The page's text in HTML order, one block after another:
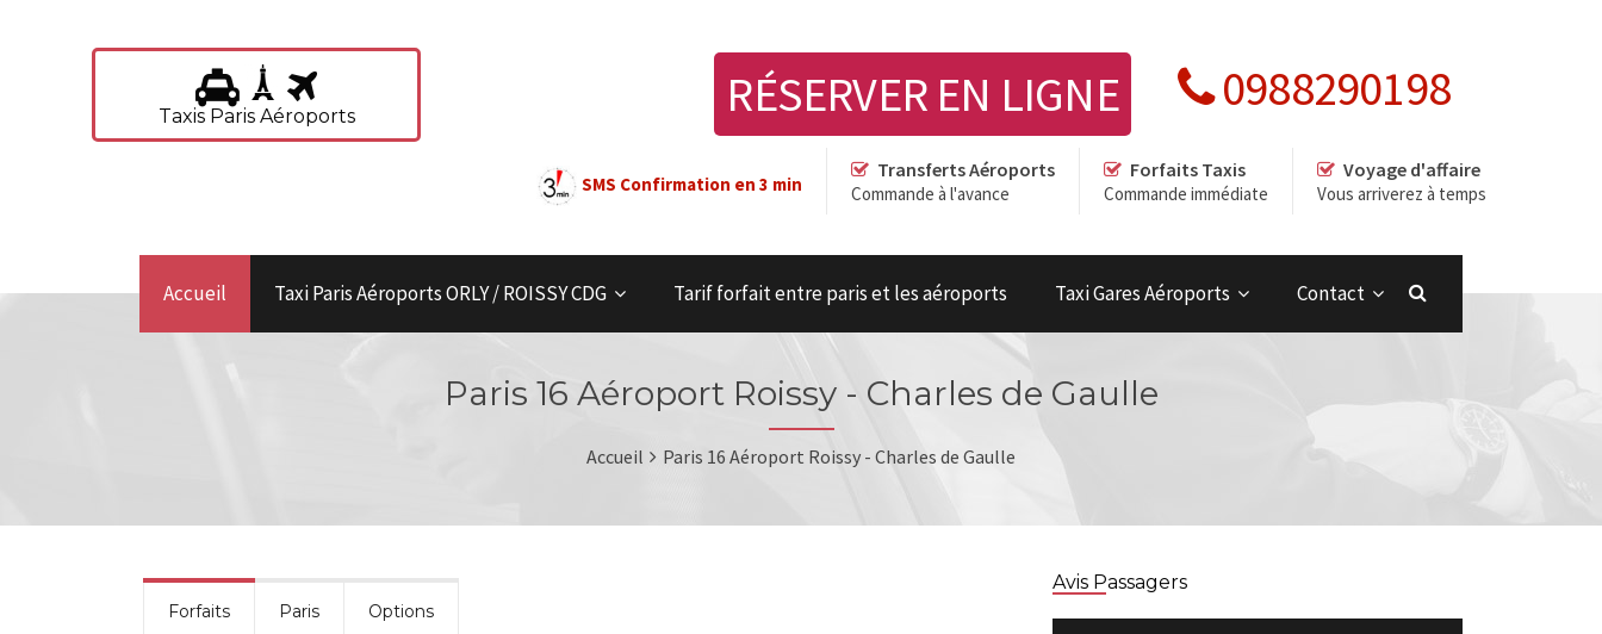
Taxis Paris Aéroports RÉSERVER EN LIGNE 0988290198
SMS Confirmation en 3 min
Transferts Aéroports
Commande à l'avance
Forfaits Taxis
Commande immédiate
Voyage d'affaire
Vous arriverez à temps
Accueil Taxi Paris Aéroports ORLY / ROISSY CDG Tarif forfait entre paris et les aéroports Taxi Gares Aéroports Contact
Paris 16 Aéroport Roissy - Charles de Gaulle
Accueil Paris 16 Aéroport Roissy - Charles de Gaulle
Avis Passagers
Forfaits Paris Options